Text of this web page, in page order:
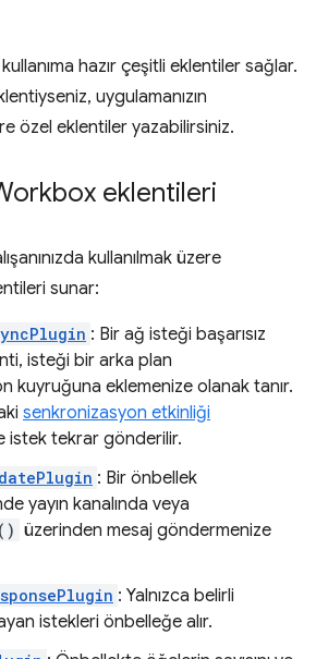
hazır çeşitli eklentiler sağlar.
uygulamanızın
özel eklentiler yazabilirsiniz.
eklentileri
kullanılmak üzere
sunar:
: Bir ağ isteği başarısız
isteği bir arka plan
kuyruğuna eklemenize olanak tanır.
senkronizasyon etkinliği
istek tekrar gönderilir.
: Bir önbellek
yayın kanalında veya
üzerinden mesaj göndermenize
: Yalnızca belirli
istekleri önbelleğe alır.